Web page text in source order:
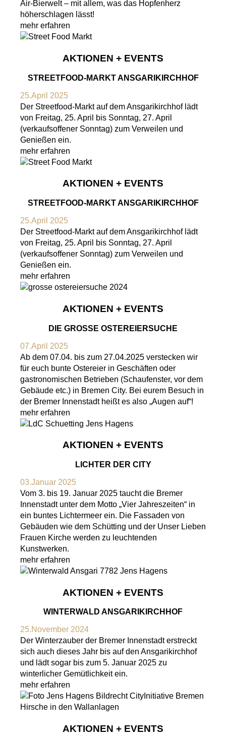
Air-Bierwelt – mit allem, was das Hopfenherz
höherschlagen lässt!
mehr erfahren
AKTIONEN + EVENTS
STREETFOOD-MARKT ANSGARIKIRCHHOF
25.April 2025
Der Streetfood-Markt auf dem Ansgarikirchhof lädt
von Freitag, 25. April bis Sonntag, 27. April
(verkaufsoffener Sonntag) zum Verweilen und
Genießen ein.
mehr erfahren
AKTIONEN + EVENTS
STREETFOOD-MARKT ANSGARIKIRCHHOF
25.April 2025
Der Streetfood-Markt auf dem Ansgarikirchhof lädt
von Freitag, 25. April bis Sonntag, 27. April
(verkaufsoffener Sonntag) zum Verweilen und
Genießen ein.
mehr erfahren
AKTIONEN + EVENTS
DIE GROSSE OSTEREIERSUCHE
07.April 2025
Ab dem 07.04. bis zum 27.04.2025 verstecken wir
für euch bunte Ostereier in Geschäften oder
gastronomischen Betrieben (Schaufenster, vor dem
Gebäude etc.) in Bremen City. Bei eurem Besuch in
der Bremer Innenstadt heißt es also „Augen auf“!
mehr erfahren
AKTIONEN + EVENTS
LICHTER DER CITY
03.Januar 2025
Vom 3. bis 19. Januar 2025 taucht die Bremer
Innenstadt unter dem Motto „Vier Jahreszeiten“ in
ein buntes Lichtermeer ein. Die Fassaden von
Gebäuden wie dem Schütting und der Unser Lieben
Frauen Kirche werden zu leuchtenden
Kunstwerken.
mehr erfahren
AKTIONEN + EVENTS
WINTERWALD ANSGARIKIRCHHOF
25.November 2024
Der Winterzauber der Bremer Innenstadt erstreckt
sich auch dieses Jahr bis auf den Ansgarikirchhof
und lädt sogar bis zum 5. Januar 2025 zu
winterlicher Gemütlichkeit ein.
mehr erfahren
AKTIONEN + EVENTS